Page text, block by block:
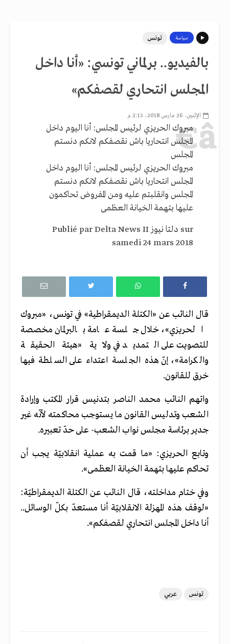
سياسة تونس
بالفيديو.. برلماني تونسي: «أنا داخل
المجلس انتحاري لقصفكم»
الإثنين، 26 مارس 2018، 2:15 م
مبروك الحريزي لرئيس المجلس: أنا اليوم داخل
المجلس انتحاريا باش نقصفكم لانكم دنستم
المجلس
مبروك الحريزي لرئيس المجلس: أنا اليوم داخل
المجلس انتحاريا باش نقصفكم لانكم دنستم
المجلس وانقلبتم عليه ومن المفروض تحاكمون
عليها بتهمة الخيانة العظمى
Publié par ‎
دلتا نيوز Delta News II ‎ sur
samedi 24 mars 2018
قال النائب عن «الكتلة الديمقراطية» في تونس، «مبروك
الحريزي»، خلال جلسة عامة بالبرلمان مخصصة
للتصويت على التمديد في ولاية «هيئة الحقيقة
والكرامة»، إنّ هذه الجلسة اعتداء على السلطة فيها
خرق للقانون.
واتهم النائب محمد الناصر بتدنيس قرار المكتب وإرادة
الشعب وتدليس القانون ما يستوجب محاكمته لأنّه غير
جدير برئاسة مجلس نواب الشعب- على حدّ تعبيره.
وتابع الحريزي: «ما قمت به عملية انقلابيّة يجب أن
تحاكم عليها بتهمة الخيانة العظمى».
وفي ختام مداخلته، قال النائب عن الكتلة الديمقراطيّة:
«لوقف هذه المهزلة الانقلابيّة أنا مستعدّ بكلّ الوسائل..
أنا داخل المجلس انتحاري لقصفكم».
تونس عربي